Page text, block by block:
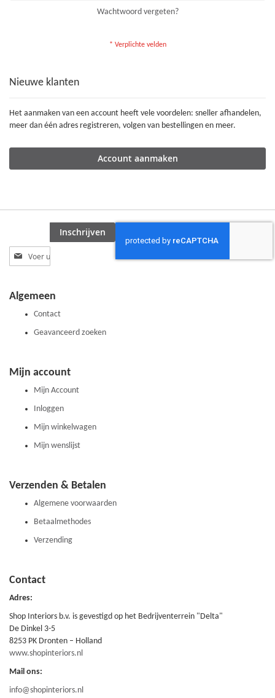
Wachtwoord vergeten?
Nieuwe klanten
Het aanmaken van een account heeft vele voordelen: sneller afhandelen,
meer dan één adres registreren, volgen van bestellingen en meer.
Account aanmaken
Abonneer
u
nieuwsbrief
Inschrijven
Algemeen
Contact
Geavanceerd zoeken
Mijn account
Mijn Account
Inloggen
Mijn winkelwagen
Mijn wenslijst
Verzenden & Betalen
Algemene voorwaarden
Betaalmethodes
Verzending
Contact
Adres:
Shop Interiors b.v. is gevestigd op het Bedrijventerrein "Delta"
De Dinkel 3-5
8253 PK Dronten – Holland
www.shopinteriors.nl
Mail ons:
info@shopinteriors.nl